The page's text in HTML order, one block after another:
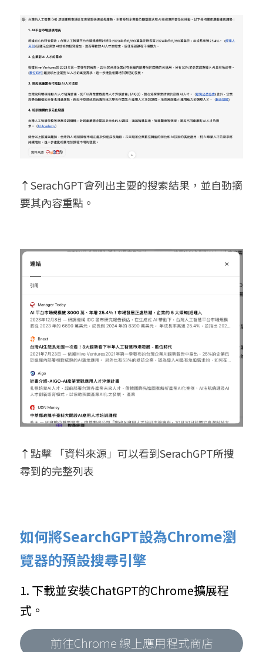
↑SerachGPT會列出主要的搜索結果，並自動摘
要其內容重點。
↑ 點擊 「資料來源」可以看到SerachGPT所搜
尋到的完整列表
如何將SearchGPT設為Chrome瀏
覽器的預設搜尋引擎
1. 下載並安裝ChatGPT的Chrome擴展程
式。
前往Chrome 線上應用程式商店